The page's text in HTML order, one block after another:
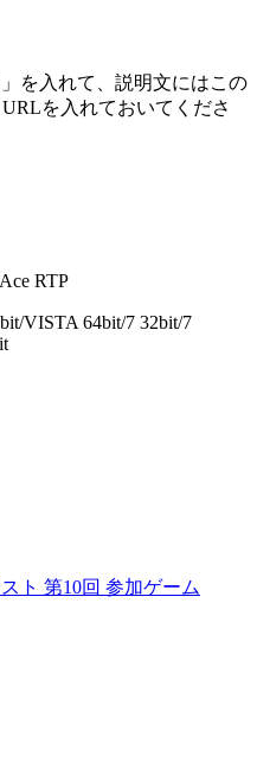
を入れて、説明文にはこの
を入れておいてくださ
RTP
VISTA 64bit/7 32bit/7
ト 第10回 参加ゲーム